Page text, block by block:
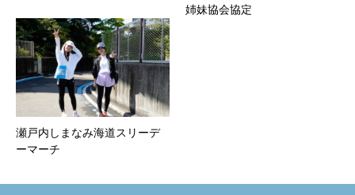
姉妹協会協定
瀬戸内しまなみ海道スリーデ
ーマーチ